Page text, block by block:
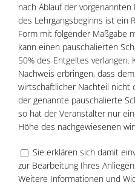
nach Ablauf der
des Lehrgangsbeginns ist ein
Form mit folgender Maßgabe
kann einen pauschalierten
50% des Entgeltes
Nachweis erbringen, dass
wirtschaftlicher Nachteil nicht
der genannte pauschalierte
so hat der Veranstalter nur
Höhe des nachgewiesenen
Sie erklären sich damit
zur Bearbeitung Ihres
Weitere Informationen und